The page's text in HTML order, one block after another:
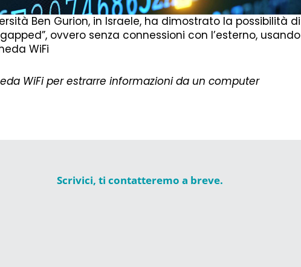
Ben Gurion, in Israele, ha dimostrato la possibilità di
ovvero senza connessioni con l’esterno, usando
WiFi
WiFi per estrarre informazioni da un computer
Scrivici, ti contatteremo a breve.